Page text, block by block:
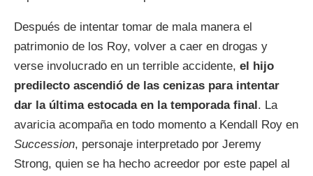
Después de intentar tomar de mala manera el
patrimonio de los Roy, volver a caer en drogas y
verse involucrado en un terrible accidente, el hijo
predilecto ascendió de las cenizas para intentar
dar la última estocada en la temporada final . La
avaricia acompaña en todo momento a Kendall Roy en
Succession, personaje interpretado por Jeremy
Strong, quien se ha hecho acreedor por este papel al